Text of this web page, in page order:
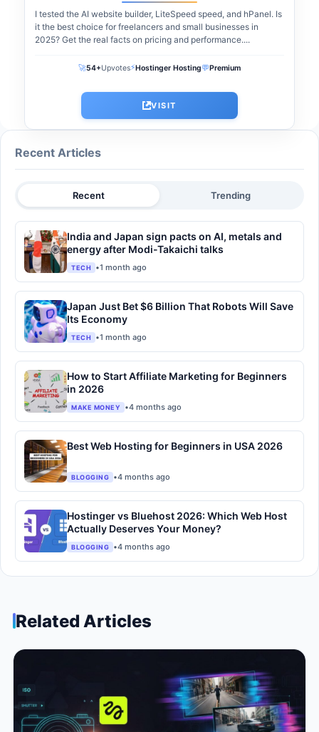
I tested the AI website builder, LiteSpeed speed, and hPanel. Is
it the best choice for freelancers and small businesses in
2025? Get the real facts on pricing and performance....
🚀54+Upvotes⚡Hostinger Hosting💬Premium
VISIT
Recent Articles
Recent Trending
India and Japan sign pacts on AI, metals and
energy after Modi-Takaichi talks
TECH •1 month ago
Japan Just Bet $6 Billion That Robots Will Save
Its Economy
TECH •1 month ago
How to Start Affiliate Marketing for Beginners
in 2026
MAKE MONEY •4 months ago
Best Web Hosting for Beginners in USA 2026
BLOGGING •4 months ago
Hostinger vs Bluehost 2026: Which Web Host
Actually Deserves Your Money?
BLOGGING •4 months ago
Related Articles